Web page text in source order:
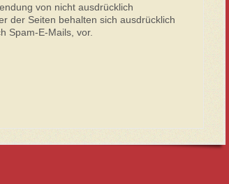
von nicht ausdrücklich
der Seiten behalten sich ausdrücklich
Spam-E-Mails, vor.